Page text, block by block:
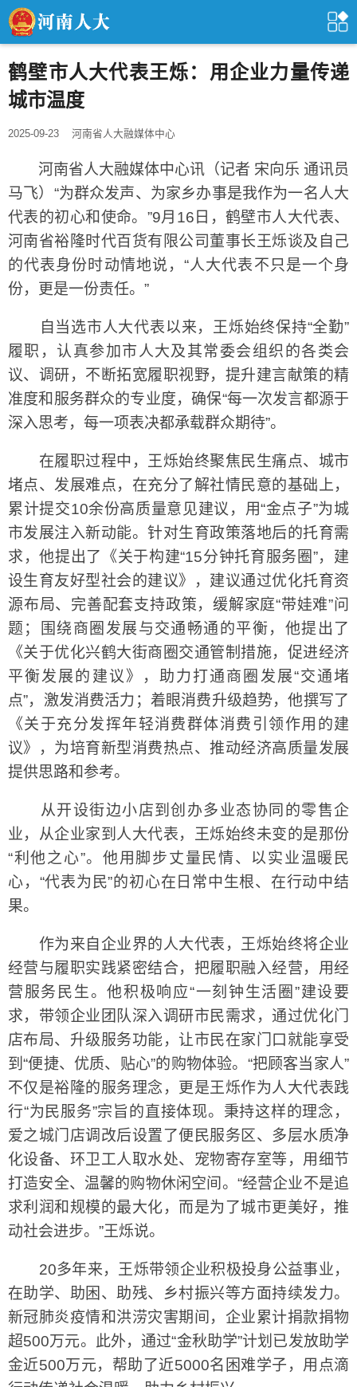
鹤壁市人大代表王烁：用企业力量传递
城市温度
2025-09-23 河南省人大融媒体中心
河南省人大融媒体中心讯（记者 宋向乐 通讯员
马飞）“为群众发声、为家乡办事是我作为一名人大
代表的初心和使命。”9月16日，鹤壁市人大代表、
河南省裕隆时代百货有限公司董事长王烁谈及自己
的代表身份时动情地说，“人大代表不只是一个身
份，更是一份责任。”
自当选市人大代表以来，王烁始终保持“全勤”
履职，认真参加市人大及其常委会组织的各类会
议、调研，不断拓宽履职视野，提升建言献策的精
准度和服务群众的专业度，确保“每一次发言都源于
深入思考，每一项表决都承载群众期待”。
在履职过程中，王烁始终聚焦民生痛点、城市
堵点、发展难点，在充分了解社情民意的基础上，
累计提交10余份高质量意见建议，用“金点子”为城
市发展注入新动能。针对生育政策落地后的托育需
求，他提出了《关于构建“15分钟托育服务圈”，建
设生育友好型社会的建议》，建议通过优化托育资
源布局、完善配套支持政策，缓解家庭“带娃难”问
题；围绕商圈发展与交通畅通的平衡，他提出了
《关于优化兴鹤大街商圈交通管制措施，促进经济
平衡发展的建议》，助力打通商圈发展“交通堵
点”，激发消费活力；着眼消费升级趋势，他撰写了
《关于充分发挥年轻消费群体消费引领作用的建
议》，为培育新型消费热点、推动经济高质量发展
提供思路和参考。
从开设街边小店到创办多业态协同的零售企
业，从企业家到人大代表，王烁始终未变的是那份
“利他之心”。他用脚步丈量民情、以实业温暖民
心，“代表为民”的初心在日常中生根、在行动中结
果。
作为来自企业界的人大代表，王烁始终将企业
经营与履职实践紧密结合，把履职融入经营，用经
营服务民生。他积极响应“一刻钟生活圈”建设要
求，带领企业团队深入调研市民需求，通过优化门
店布局、升级服务功能，让市民在家门口就能享受
到“便捷、优质、贴心”的购物体验。“把顾客当家人”
不仅是裕隆的服务理念，更是王烁作为人大代表践
行“为民服务”宗旨的直接体现。秉持这样的理念，
爱之城门店调改后设置了便民服务区、多层水质净
化设备、环卫工人取水处、宠物寄存室等，用细节
打造安全、温馨的购物休闲空间。“经营企业不是追
求利润和规模的最大化，而是为了城市更美好，推
动社会进步。”王烁说。
20多年来，王烁带领企业积极投身公益事业，
在助学、助困、助残、乡村振兴等方面持续发力。
新冠肺炎疫情和洪涝灾害期间，企业累计捐款捐物
超500万元。此外，通过“金秋助学”计划已发放助学
金近500万元，帮助了近5000名困难学子，用点滴